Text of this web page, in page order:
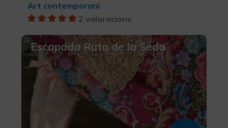
Art contemporani
2 valoracions
Escapada Ruta de la Seda